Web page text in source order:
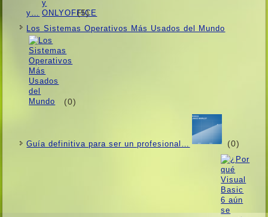
y… (5)
Los Sistemas Operativos Más Usados ​​del Mundo
(0)
Guí­a definitiva para ser un profesional… (0)